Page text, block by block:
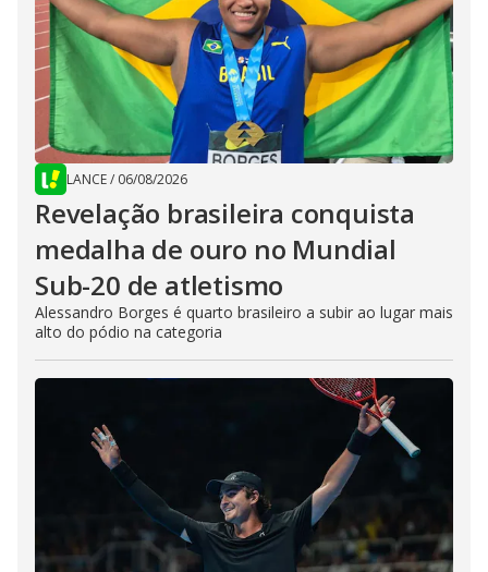
LANCE/ 06/08/2026
Revelação brasileira conquista
medalha de ouro no Mundial
Sub-20 de atletismo
Alessandro Borges é quarto brasileiro a subir ao lugar mais
alto do pódio na categoria